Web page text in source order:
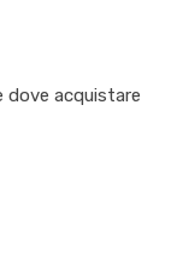
dove acquistare